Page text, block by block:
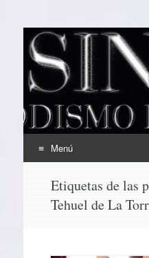
EL
Periodismo Inteligente
Menú
contenido
Etiquetas de las
Tehuel de La